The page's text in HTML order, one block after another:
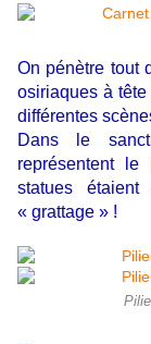
On pénètre tout
osiriaques à
différentes
Dans le
représentent
statues
« grattage » !